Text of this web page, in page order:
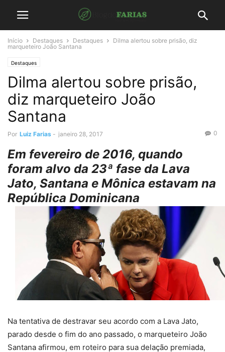
Início Destaques Destaques
Dilma alertou sobre prisão, diz
marqueteiro João Santana
Destaques
Dilma alertou sobre prisão,
diz marqueteiro João
Santana
Por Luiz Farias - janeiro 28, 2017 0
Em fevereiro de 2016, quando
foram alvo da 23ª fase da Lava
Jato, Santana e Mônica estavam na
República Dominicana
Na tentativa de destravar seu acordo com a Lava Jato,
parado desde o fim do ano passado, o marqueteiro João
Santana afirmou, em roteiro para sua delação premiada,